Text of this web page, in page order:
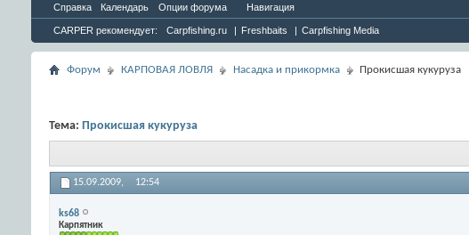
Справка Календарь Опции форума Навигация
CARPER рекомендует: Carpfishing.ru | Freshbaits | Carpfishing Media
Форум КАРПОВАЯ ЛОВЛЯ Насадка и прикормка Прокисшая кукуруза
Тема: Прокисшая кукуруза
15.09.2009, 12:54
ks68
Карпятник